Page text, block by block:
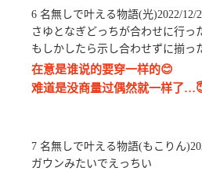
6 名無しで叶える物語(光)2022/12/
さゆとなぎどっちが合わせに行
もしかしたら示し合わせずに揃
在意是谁说的要穿一样的😊
难道是没商量过偶然就一样了
7 名無しで叶える物語(もこりん
ガウンみたいでえっちい